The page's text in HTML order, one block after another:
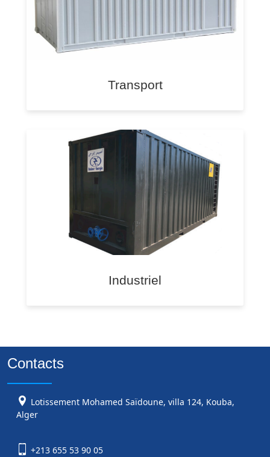
Transport
Industriel
Contacts
Lotissement Mohamed Saïdoune, villa 124, Kouba,
Alger
+213 655 53 90 05